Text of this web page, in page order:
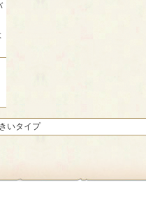
いタイプ